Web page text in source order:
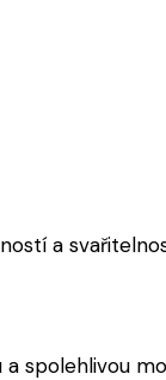
a
spolehlivou